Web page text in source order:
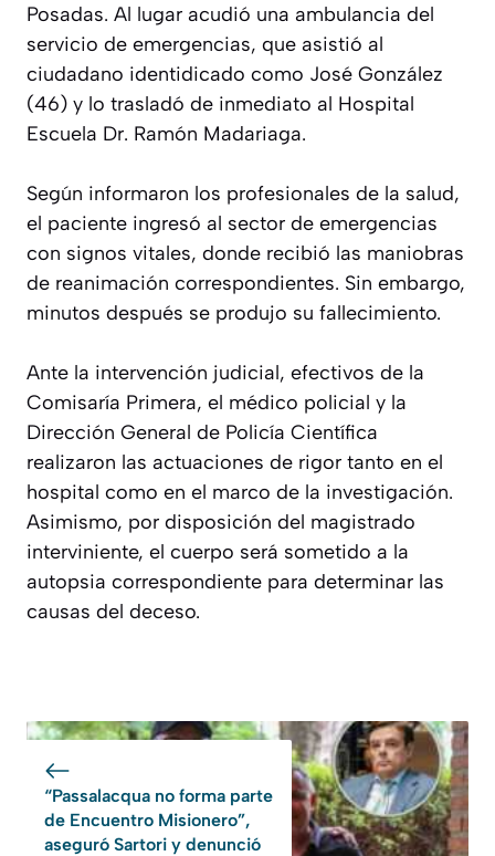
Posadas. Al lugar acudió una ambulancia del
servicio de emergencias, que asistió al
ciudadano identidicado como José González
(46) y lo trasladó de inmediato al Hospital
Escuela Dr. Ramón Madariaga.
Según informaron los profesionales de la salud,
el paciente ingresó al sector de emergencias
con signos vitales, donde recibió las maniobras
de reanimación correspondientes. Sin embargo,
minutos después se produjo su fallecimiento.
Ante la intervención judicial, efectivos de la
Comisaría Primera, el médico policial y la
Dirección General de Policía Científica
realizaron las actuaciones de rigor tanto en el
hospital como en el marco de la investigación.
Asimismo, por disposición del magistrado
interviniente, el cuerpo será sometido a la
autopsia correspondiente para determinar las
causas del deceso.
“Passalacqua no forma parte
de Encuentro Misionero”,
aseguró Sartori y denunció